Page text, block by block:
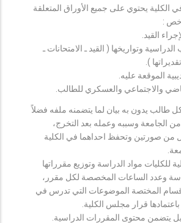
يحتوي على جميع الأوراق المتعلقة
:
القيد.
وتواريخها ( القيد ـ الامتحانات ـ
).
الموقعة عليه.
والاجتماعي والعسكري للطالب.
يدون به بيان لما يتضمنه ملفه فضلاً
الجامعة وسببه وعمله بعد التخرج،
من صورتين وتحفظ احداهما في الكلية
للكليات مواد الدراسة وتوزيع مقرراتها
وعدد الساعات المخصصة لكل مقرر،
المختصة الموضوعات التي تدرس في
قرار مجلس الكلية.
يتضمن محتوى المقررات الدراسية.